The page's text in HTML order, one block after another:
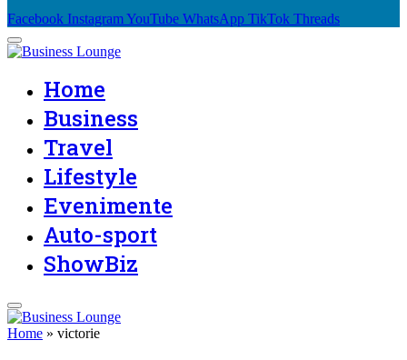
Facebook InstagramYouTube WhatsApp TikTok Threads
Home
Business
Travel
Lifestyle
Evenimente
Auto-sport
ShowBiz
Home » victorie